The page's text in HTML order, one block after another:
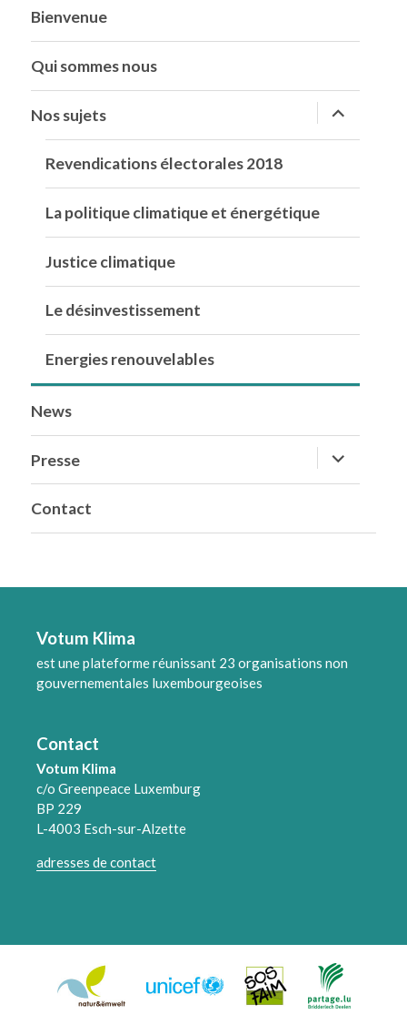
Bienvenue
Qui sommes nous
Nos sujets
ouvrir
le
sous-
Revendications électorales 2018
La politique climatique et énergétique
Justice climatique
Le désinvestissement
Energies renouvelables
News
Presse
ouvrir
le
sous-
Contact
Votum Klima
est une plateforme réunissant 23 organisations non
gouvernementales luxembourgeoises
Contact
Votum Klima
c/o Greenpeace Luxemburg
BP 229
L-4003 Esch-sur-Alzette
adresses de contact